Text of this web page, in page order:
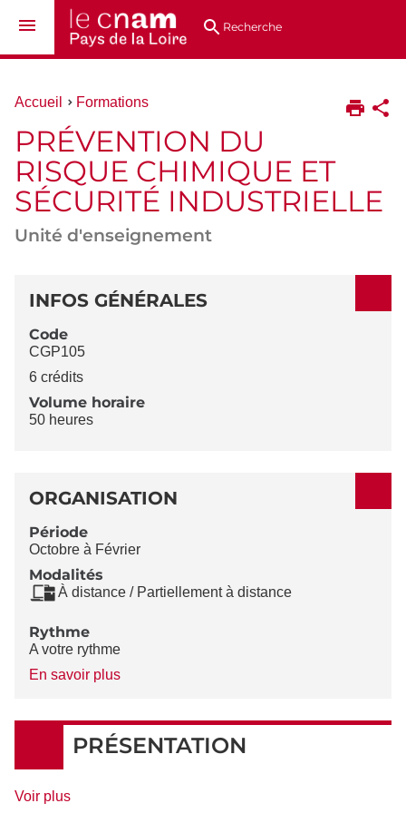
au
directsRecherche
Vous
ici :
Accueil Formations
PRÉVENTION DU
RISQUE CHIMIQUE ET
SÉCURITÉ INDUSTRIELLE
Unité d'enseignement
DÉTAILS
INFOS GÉNÉRALES
Code
CGP105
6 crédits
Volume horaire
50 heures
ORGANISATION
Période
Octobre à Février
Modalités
À distance / Partiellement à distance
Rythme
A votre rythme
En savoir plusà
Rythme
PRÉSENTATION
Voir plusde